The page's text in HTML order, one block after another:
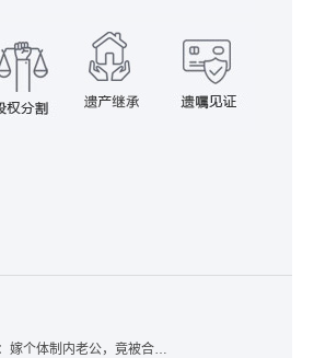
福州律师蔡思斌评析：嫁个体制内老公，竟被合伙设局背上近百万债务，婚前不查征信真要命！